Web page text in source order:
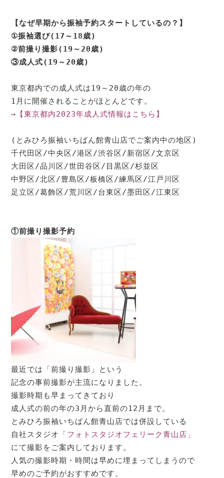
【なぜ早期から振袖予約スタートしているの？】
①振袖選び(17～18歳)
②前撮り撮影(19～20歳)
③成人式(19～20歳)
東京都内での成人式は19～20歳の年の
→【東京都内2023年成人式情報はこちら】
(とみひろ振袖いちばん館青山店でご案内中の地区)
千代田区/中央区/港区/渋谷区/新宿区/文京区
大田区/品川区/世田谷区/目黒区/杉並区
中野区/北区/豊島区/板橋区/練馬区/江戸川区
足立区/葛飾区/荒川区/台東区/墨田区/江東区
最近では「前撮り撮影」という
記念の事前撮影が主流になりました。
撮影時期も早まってきており
成人式の前の年の3月から直前の12月まで。
とみひろ振袖いちばん館青山店では併設している
自社スタジオ
「フォトスタジオフェリーク青山店」
にて撮影をご案内しております。
人気の撮影時期・時間は早めに埋まってしまうので
早めのご予約がおすすめです。